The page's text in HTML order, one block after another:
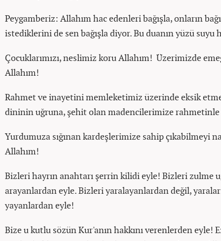
Peygamberiz: Allahım hac edenleri bağışla, onların
istediklerini de sen bağışla diyor. Bu duanın yüzü suyu
Çocuklarımızı, neslimiz koru Allahım! Üzerimizde
Allahım!
Rahmet ve inayetini memleketimiz üzerinde eksik
dininin uğruna, şehit olan madencilerimize
Yurdumuza sığınan kardeşlerimize sahip çıkabilmeyi
Allahım!
Bizleri hayrın anahtarı şerrin kilidi eyle! Bizleri zulme
arayanlardan eyle. Bizleri yaralayanlardan değil,
yayanlardan eyle!
Bize u kutlu sözün Kur'anın hakkını verenlerden eyle!